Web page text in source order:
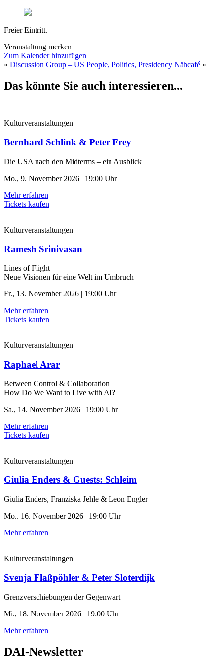
Freier Eintritt.
Veranstaltung merken
Zum Kalender hinzufügen
« Discussion Group – US People, Politics, Presidency Nähcafé »
Das könnte Sie auch interessieren...
Kulturveranstaltungen
Bernhard Schlink & Peter Frey
Die USA nach den Midterms – ein Ausblick
Mo., 9. November 2026 | 19:00 Uhr
Mehr erfahren
Tickets kaufen
Kulturveranstaltungen
Ramesh Srinivasan
Lines of Flight
Neue Visionen für eine Welt im Umbruch
Fr., 13. November 2026 | 19:00 Uhr
Mehr erfahren
Tickets kaufen
Kulturveranstaltungen
Raphael Arar
Between Control & ­Collaboration
How Do We Want to Live with AI?
Sa., 14. November 2026 | 19:00 Uhr
Mehr erfahren
Tickets kaufen
Kulturveranstaltungen
Giulia Enders & Guests: Schleim
Giulia Enders, Franziska Jehle & Leon Engler
Mo., 16. November 2026 | 19:00 Uhr
Mehr erfahren
Kulturveranstaltungen
Svenja Flaßpöhler & Peter Sloterdijk
Grenzverschiebungen der Gegenwart
Mi., 18. November 2026 | 19:00 Uhr
Mehr erfahren
DAI-Newsletter